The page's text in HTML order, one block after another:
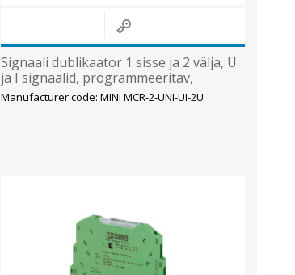
Signaali dublikaator 1 sisse ja 2 välja, U
ja I signaalid, programmeeritav,
Phoenix
Manufacturer code: MINI MCR-2-UNI-UI-2U